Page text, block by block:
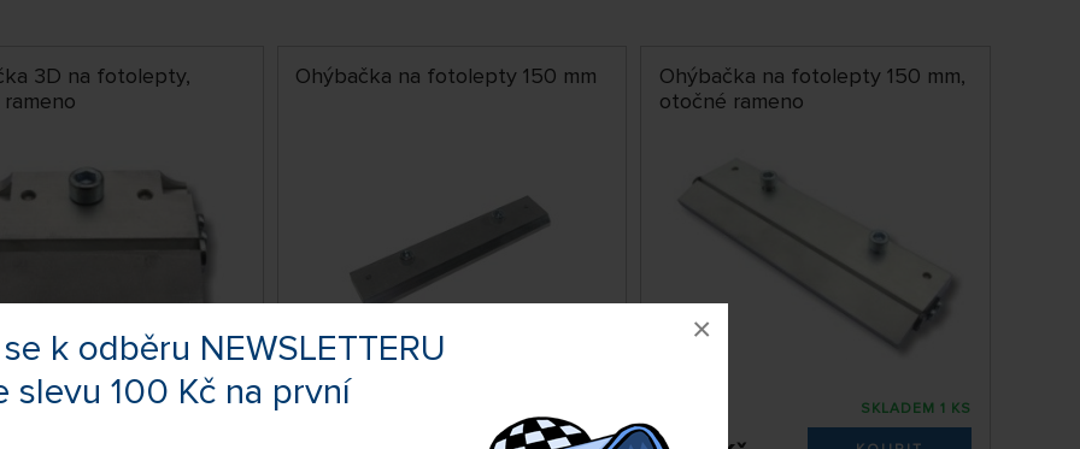
k odběru NEWSLETTERU
slevu 100 Kč na první
×
3D na fotolepty,
DOČASNĚ
NEDOSTUPNÉ
Ohýbačka na fotolepty 150 mm
Ohýbačka na fotolepty 150 mm,
otočné rameno
AG199112
SKLADEM 1 KS